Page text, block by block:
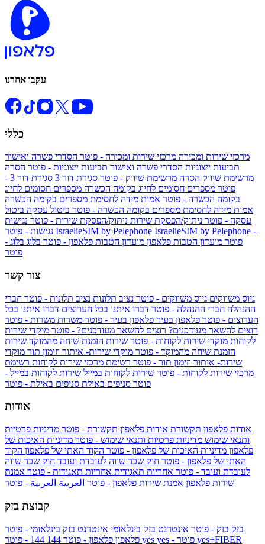
עקבו אחרנו
כללי
מרכזי שירות ומכירה מרכזי שירות ומכירה - פוטר הסדרי פשרה ואישור
תביעות ייצוגיות הסדרי פשרה ואישור תביעות ייצוגיות - פוטר הסרה
מרשימת שיווק הסרה מרשימת שיווק - פוטר סגירת דור 3
סגירת דור 3 -
פוטר מספרים חסומים לחיוג בקומה הכשרה מספרים חסומים לחיוג
בקומה הכשרה - פוטר אמות מידה לחסימת מספרים בקומה הכשרה
אמות מידה לחסימת מספרים בקומה הכשרה - פוטר ביטול עסקה ביטול
עסקה - פוטר ניתוק/הפסקת שירות ניתוק/הפסקת שירות - פוטר נגישות
IsraelieSIM by Pelephone IsraelieSIM by Pelephone -
פוטר מועדון הטבות פלאפון מועדון הטבות פלאפון - פוטר בלוג בלוג -
פוטר
צור קשר
גיוס משווקים גיוס משווקים - פוטר נציב תלונות נציב תלונות - פוטר חברי
ההנהלה חברי ההנהלה - פוטר דברו איתנו בכל הערוצים דברו איתנו בכל
הערוצים - פוטר פלאפון בעיר פלאפון בעיר - פוטר משרות משרות - פוטר
רוצים להשאר מעודכנים? רוצים להשאר מעודכנים? - פוטר מוקדי שירות
לקוחות מוקדי שירות לקוחות - פוטר שירות הזמנת שיחה מהמוקד שירות
הזמנת שיחה מהמוקד - פוטר מוקדי שירות- איתור וזימון תור מוקדי
שירות- איתור וזימון תור - פוטר רשימת מרכזי שירות לקוחות רשימת
מרכזי שירות לקוחות - פוטר שירות לקוחות במייל שירות לקוחות במייל -
פוטר סניפים באילת סניפים באילת - פוטר
אודות
אודות פלאפון תקשורת אודות פלאפון תקשורת - פוטר מדיניות פרטיות
ותנאי שימוש מדיניות פרטיות ותנאי שימוש - פוטר מדיניות האיכות של
פלאפון מדיניות האיכות של פלאפון - פוטר הקוד האתי של פלאפון הקוד
האתי של פלאפון - פוטר חוק שכר שווה לעובדת ועובד חוק שכר שווה
לעובדת ועובד - פוטר אחריות תאגידית אחריות תאגידית - פוטר אמנת
שירות פלאפון אמנת שירות פלאפון - פוטר العربية العربية - פוטר
קבוצת בזק
בזק בזק - פוטר אינטרנט בזק בינלאומי אינטרנט בזק בינלאומי - פוטר
פלאפון פלאפון - פוטר 144 yes yes+FIBER